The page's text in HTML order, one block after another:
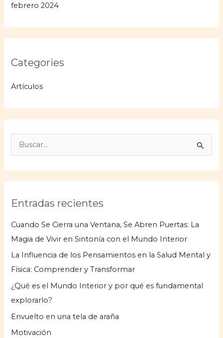
febrero 2024
Categories
Artículos
a
Entradas recientes
Cuando Se Cierra una Ventana, Se Abren Puertas: La
Magia de Vivir en Sintonía con el Mundo Interior
La Influencia de los Pensamientos en la Salud Mental y
Física: Comprender y Transformar
¿Qué es el Mundo Interior y por qué es fundamental
explorarlo?
Envuelto en una tela de araña
Motivación